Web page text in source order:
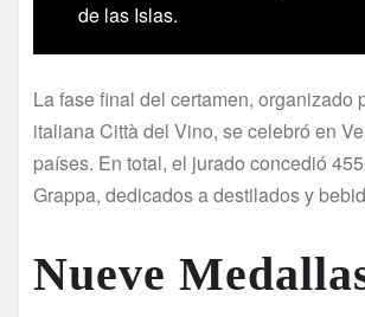
de las Islas.
La fase final del certamen,
italiana Città del Vino, se celebró en
países. En total, el jurado concedió
Grappa, dedicados a destilados y
Nueve